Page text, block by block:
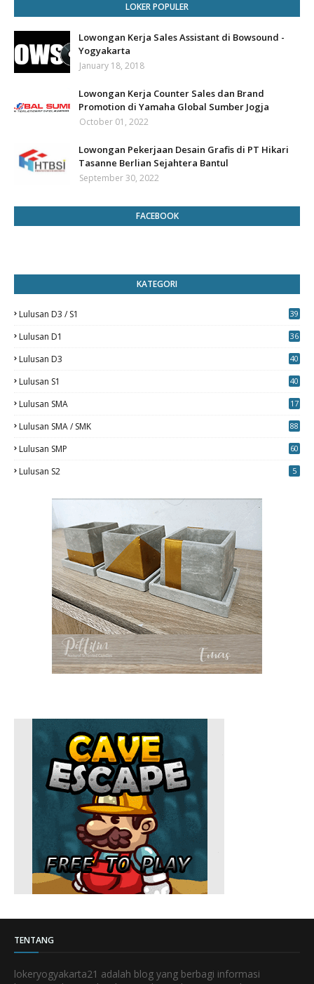
LOKER POPULER
Lowongan Kerja Sales Assistant di Bowsound -
Yogyakarta
January 18, 2018
Lowongan Kerja Counter Sales dan Brand
Promotion di Yamaha Global Sumber Jogja
October 01, 2022
Lowongan Pekerjaan Desain Grafis di PT Hikari
Tasanne Berlian Sejahtera Bantul
September 30, 2022
FACEBOOK
KATEGORI
Lulusan D3 / S1
39
Lulusan D1 36
Lulusan D3
40
Lulusan S1
40
Lulusan SMA 17
Lulusan SMA / SMK
88
Lulusan SMP 60
Lulusan S2 5
TENTANG
lokeryogyakarta21 adalah blog yang berbagi informasi